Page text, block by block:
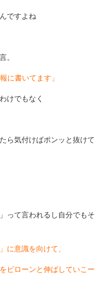
ですよね
。
に書いてます」
けでもなく
ら気付けばポンッと抜けて
って言われるし自分でもそ
に意識を向けて、
ビローンと伸ばしていこー